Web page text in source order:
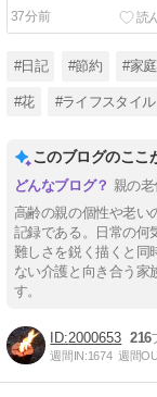
37分前
#日記 #節約 #家
#花 #ライフスタイル
このブログのここ
親の
高齢の親の個性や老い
記録である。日常の何
難しさを鋭く描くと同
ない介護と向き合う家
す。
2000653 216
週間IN:1674 週間